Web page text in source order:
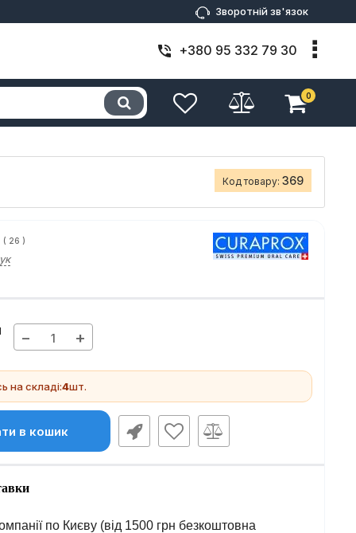
Зворотній зв'язок
+380 95 332 79 30
0
Код товару: 369
( 26 )
− +
на складі:4шт.
в кошик
по Києву (від 1500 грн безкоштовна